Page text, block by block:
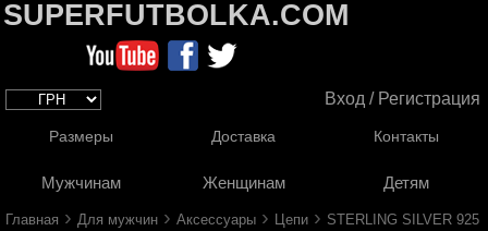
SUPERFUTBOLKA.COM
Вход / Регистрация
Размеры Доставка Контакты
Мужчинам Женщинам Детям
Главная › Для мужчин › Аксессуары › Цепи › STERLING SILVER 925